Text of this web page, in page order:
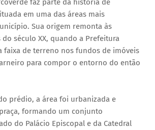
faz parte da história de
em uma das áreas mais
Sua origem remonta às
século XX, quando a Prefeitura
faixa de terreno nos fundos de imóveis
para compor o entorno do então
prédio, a área foi urbanizada e
formando um conjunto
do Palácio Episcopal e da Catedral